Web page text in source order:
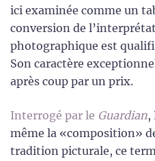
ici examinée comme un
conversion de
photographique est
Son caractère
après coup par un prix.
Interrogé par le Guardian,
même la «composition»
tradition picturale, ce